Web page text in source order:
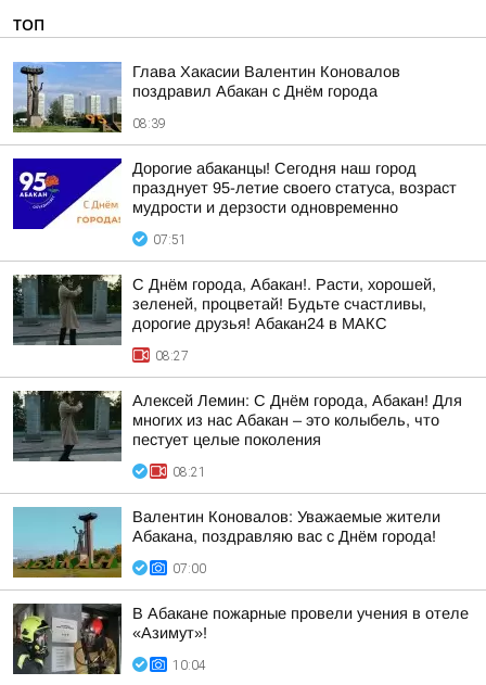
ТОП
Глава Хакасии Валентин Коновалов
поздравил Абакан с Днём города
08:39
Дорогие абаканцы! Сегодня наш город
празднует 95-летие своего статуса, возраст
мудрости и дерзости одновременно
07:51
С Днём города, Абакан!. Расти, хорошей,
зеленей, процветай! Будьте счастливы,
дорогие друзья! Абакан24 в МАКС
08:27
Алексей Лемин: С Днём города, Абакан! Для
многих из нас Абакан – это колыбель, что
пестует целые поколения
08:21
Валентин Коновалов: Уважаемые жители
Абакана, поздравляю вас с Днём города!
07:00
В Абакане пожарные провели учения в отеле
«Азимут»!
10:04